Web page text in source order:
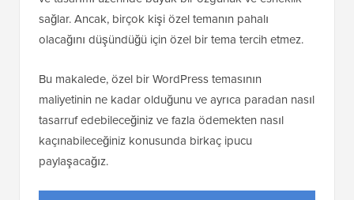
sağlar. Ancak, birçok kişi özel temanın pahalı
olacağını düşündüğü için özel bir tema tercih etmez.
Bu makalede, özel bir WordPress temasının
maliyetinin ne kadar olduğunu ve ayrıca paradan nasıl
tasarruf edebileceğiniz ve fazla ödemekten nasıl
kaçınabileceğiniz konusunda birkaç ipucu
paylaşacağız.